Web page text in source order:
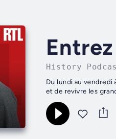
History
Du lundi au vendredi
et de revivre les